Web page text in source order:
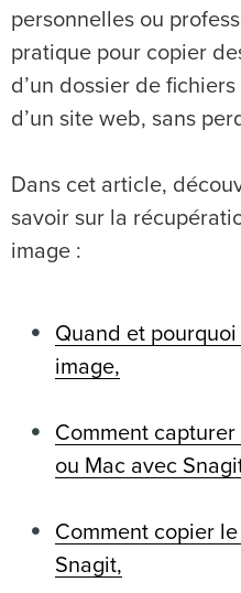
personnelles ou
pratique pour copier
d’un dossier de
d’un site web, sans
Dans cet article,
savoir sur la
image :
Quand et
image,
Comment
ou Mac avec
Comment copier
Snagit,